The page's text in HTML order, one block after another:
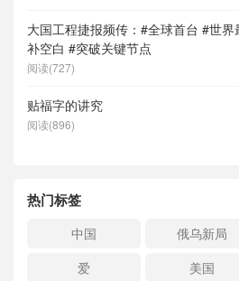
大国工程捷报频传：#全球首台 #世界
补空白 #突破关键节点
阅读(727)
贴福字的讲究
阅读(896)
热门标签
中国 俄乌新局
爱
美国